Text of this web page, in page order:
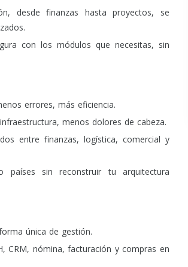
desde finanzas hasta proyectos, se
con los módulos que necesitas, sin
errores, más eficiencia.
menos dolores de cabeza.
entre finanzas, logística, comercial y
países sin reconstruir tu arquitectura
única de gestión.
CRM, nómina, facturación y compras en